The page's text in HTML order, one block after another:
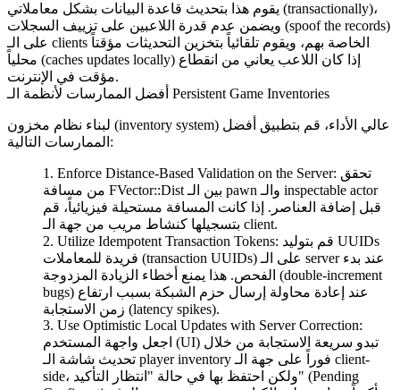
يقوم هذا بتحديث قاعدة البيانات بشكل معاملاتي (transactionally)،
ويضمن عدم قدرة اللاعبين على تزييف السجلات (spoof the records)
على الـ clients الخاصة بهم، ويقوم تلقائياً بتخزين التحديثات مؤقتاً
محلياً (caches updates locally) إذا كان اللاعب يعاني من انقطاع
مؤقت في الإنترنت.
أفضل الممارسات لأنظمة الـ Persistent Game Inventories
لبناء نظام مخزون (inventory system) عالي الأداء، قم بتطبيق أفضل
الممارسات التالية:
Enforce Distance-Based Validation on the Server:
FVector::Distبين الـ pawn والـ inspectable actor
قبل إضافة العناصر. إذا كانت المسافة مستحيلة فيزيائياً، قم
بتسجيلها كنشاط مريب من جهة الـ client.
Utilize Idempotent Transaction Tokens:
فريدة للمعاملات (transaction UUIDs) على الـ server عند بدء
الفحص. هذا يمنع أخطاء الزيادة المزدوجة (double-increment
bugs) عند إعادة محاولة إرسال حزم الشبكة بسبب ارتفاع
زمن الاستجابة (latency spikes).
Use Optimistic Local Updates with Server Correction:
اجعل واجهة المستخدم (UI) تبدو سريعة الاستجابة من خلال
تحديث شاشة الـ player inventory فوراً على جهة الـ client-
side، ولكن احتفظ بها في حالة "انتظار التأكيد" (Pending